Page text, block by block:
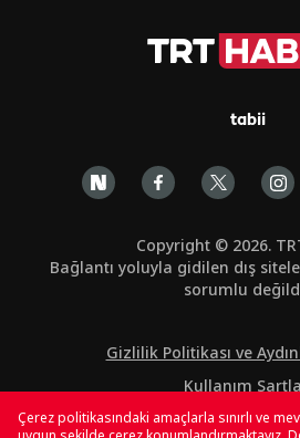
tabii
Copyright © 2026.
Bağlantı yoluyla gidilen dış
sorumlu
Gizlilik Politikası ve
Kullanım
Çerez
Çerez politikasındaki amaçlarla sınırlı ve